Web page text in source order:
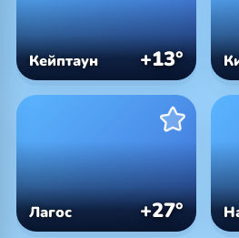
Кейптаун +13°
Лагос +27°